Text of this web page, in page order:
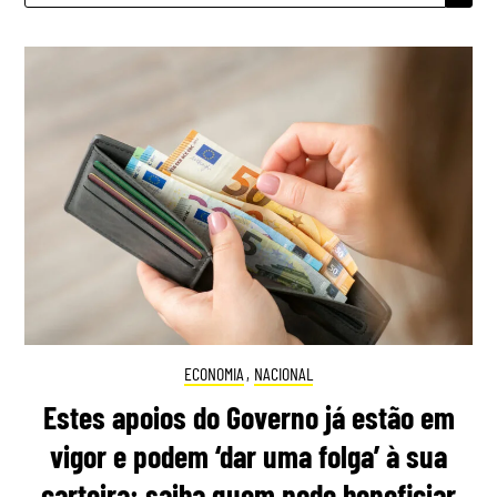
ECONOMIA , NACIONAL
Estes apoios do Governo já estão em
vigor e podem ‘dar uma folga’ à sua